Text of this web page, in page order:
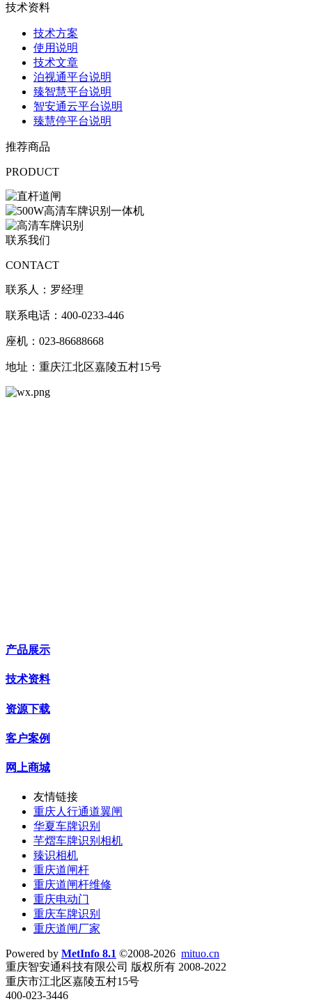
技术资料
技术方案
使用说明
技术文章
泊视通平台说明
臻智慧平台说明
智安通云平台说明
臻慧停平台说明
推荐商品
PRODUCT
联系我们
CONTACT
联系人：罗经理
联系电话：400-0233-446
座机：023-86688668
地址：重庆江北区嘉陵五村15号
产品展示
技术资料
资源下载
客户案例
网上商城
友情链接
重庆人行通道翼闸
华夏车牌识别
芊熠车牌识别相机
臻识相机
重庆道闸杆
重庆道闸杆维修
重庆电动门
重庆车牌识别
重庆道闸厂家
Powered by MetInfo 8.1 ©2008-2026 mituo.cn
重庆智安通科技有限公司 版权所有 2008-2022
重庆市江北区嘉陵五村15号
400-023-3446